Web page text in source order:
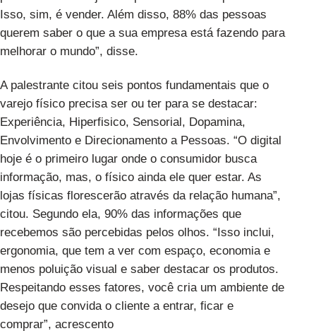
Isso, sim, é vender. Além disso, 88% das pessoas
querem saber o que a sua empresa está fazendo para
melhorar o mundo”, disse.
A palestrante citou seis pontos fundamentais que o
varejo físico precisa ser ou ter para se destacar:
Experiência, Hiperfisico, Sensorial, Dopamina,
Envolvimento e Direcionamento a Pessoas. “O digital
hoje é o primeiro lugar onde o consumidor busca
informação, mas, o físico ainda ele quer estar. As
lojas físicas florescerão através da relação humana”,
citou. Segundo ela, 90% das informações que
recebemos são percebidas pelos olhos. “Isso inclui,
ergonomia, que tem a ver com espaço, economia e
menos poluição visual e saber destacar os produtos.
Respeitando esses fatores, você cria um ambiente de
desejo que convida o cliente a entrar, ficar e
comprar”, acrescento